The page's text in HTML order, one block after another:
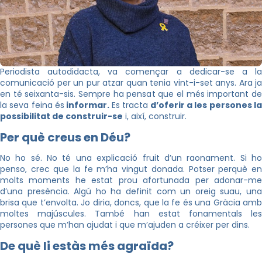
Periodista autodidacta, va començar a dedicar-se a la
comunicació per un pur atzar quan tenia vint-i-set anys. Ara ja
en té seixanta-sis. Sempre ha pensat que el més important de
la seva feina és informar. Es tracta d’oferir a les persones la
possibilitat de construir-se i, així, construir.
Per què creus en Déu?
No ho sé. No té una explicació fruit d’un raonament. Si ho
penso, crec que la fe m’ha vingut donada. Potser perquè en
molts moments he estat prou afortunada per adonar-me
d’una presència. Algú ho ha definit com un oreig suau, una
brisa que t’envolta. Jo diria, doncs, que la fe és una Gràcia amb
moltes majúscules. També han estat fonamentals les
persones que m’han ajudat i que m’ajuden a créixer per dins.
De què li estàs més agraïda?